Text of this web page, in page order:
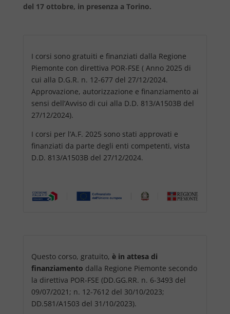
del 17 ottobre, in presenza a Torino.
I corsi sono gratuiti e finanziati dalla Regione
Piemonte con direttiva POR-FSE ( Anno 2025 di
cui alla D.G.R. n. 12-677 del 27/12/2024.
Approvazione, autorizzazione e finanziamento ai
sensi dell’Avviso di cui alla D.D. 813/A1503B del
27/12/2024).
I corsi per l’A.F. 2025 sono stati approvati e
finanziati da parte degli enti competenti, vista
D.D. 813/A1503B del 27/12/2024.
Questo corso, gratuito, è in attesa di
finanziamento dalla Regione Piemonte secondo
la direttiva POR-FSE (DD.GG.RR. n. 6-3493 del
09/07/2021; n. 12-7612 del 30/10/2023;
DD.581/A1503 del 31/10/2023).